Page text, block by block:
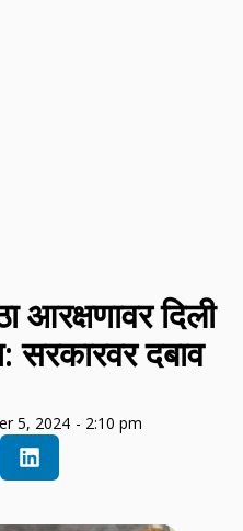
आरक्षणावर दिली
सरकारवर दबाव
5, 2024 - 2:10 pm